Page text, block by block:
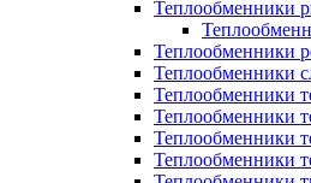
Теплообменники
Теплообменники
Теплообменники
Теплообменники
Теплообменники
Теплообменники
Теплообменники